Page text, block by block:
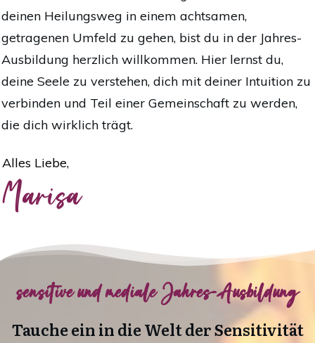
deinen Heilungsweg in einem achtsamen,
getragenen Umfeld zu gehen, bist du in der Jahres-
Ausbildung herzlich willkommen. Hier lernst du,
deine Seele zu verstehen, dich mit deiner Intuition zu
verbinden und Teil einer Gemeinschaft zu werden,
die dich wirklich trägt.
Alles Liebe,
Marisa
sensitive und mediale Jahres-Ausbildung
Tauche ein in die Welt der Sensitivität